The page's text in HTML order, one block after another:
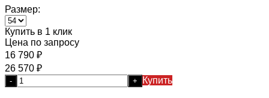
Размер:
Купить в 1 клик
Цена по запросу
16 790 ₽
26 570 ₽
- + Купить